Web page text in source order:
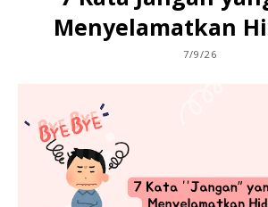
Menyelamatkan
7/9/26